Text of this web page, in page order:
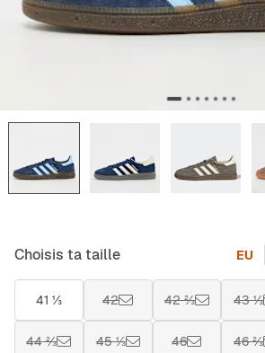
Choisis ta taille EU
41 ⅓ 42 42 ⅔ 43 ⅓
44 ⅔ 45 ⅓ 46 46 ⅔